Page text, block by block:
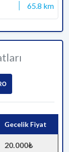
65.8 km
Gecelik Fiyat
20.000₺